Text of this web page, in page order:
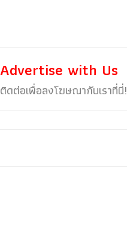
Advertise with Us
ติดต่อเพื่อลงโฆษณากับเราที่นี่!